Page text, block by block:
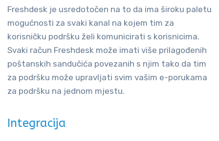
Freshdesk je usredotočen na to da ima široku paletu
mogućnosti za svaki kanal na kojem tim za
korisničku podršku želi komunicirati s korisnicima.
Svaki račun Freshdesk može imati više prilagođenih
poštanskih sandučića povezanih s njim tako da tim
za podršku može upravljati svim vašim e-porukama
za podršku na jednom mjestu.
Integracija